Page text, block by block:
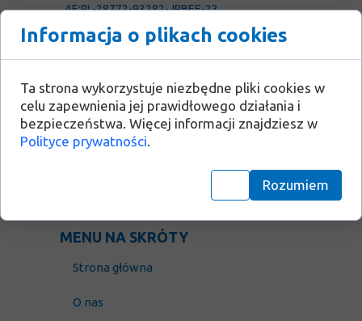
Strona główna
O nas
MENU NA SKRÓTY
AE:PL-28772-93282-JRBEE-23
Adres ESP:
/ARMInwestycje/SkrytkaESP
tel: 731 900 140
e-mail: biuro@armk.pl
Informacja o plikach cookies
Ta strona wykorzystuje niezbędne pliki cookies w
celu zapewnienia jej prawidłowego działania i
bezpieczeństwa. Więcej informacji znajdziesz w
Polityce prywatności
Rozumiem